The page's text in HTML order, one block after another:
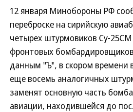
12 января Минобороны РФ
переброске на сирийскую
четырех штурмовиков Су-
фронтовых
данным "Ъ", в скором времени
еще восемь аналогичных
заменят основную часть
авиации, находившейся до